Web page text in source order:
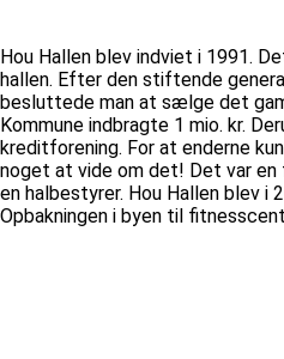
Hou Hallen blev indviet i 1991.
hallen. Efter den stiftende
besluttede man at sælge det
Kommune indbragte 1 mio. kr.
kreditforening. For at enderne
noget at vide om det! Det var en
en halbestyrer. Hou Hallen blev i
Opbakningen i byen til